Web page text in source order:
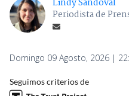
Lindy Sandoval
Periodista de
Domingo 09 Agosto, 2026 |
Seguimos criterios de